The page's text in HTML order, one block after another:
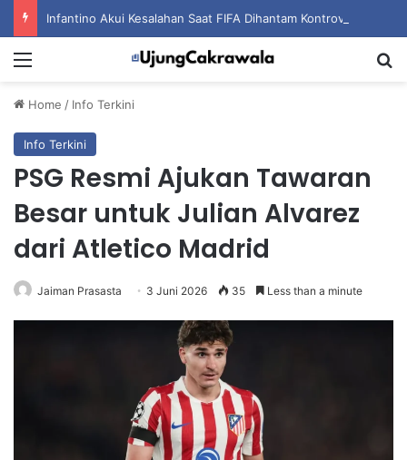
Home / Info Terkini
Info Terkini
PSG Resmi Ajukan Tawaran
Besar untuk Julian Alvarez
dari Atletico Madrid
Jaiman Prasasta 3 Juni 2026 35 Less than a minute